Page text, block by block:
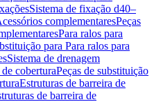
Sistema de fixação d40–
complementaresPeças
Para ralos para
para Para ralos para
Sistema de drenagem
coberturaPeças de substituição
Estruturas de barreira de
de barreira de